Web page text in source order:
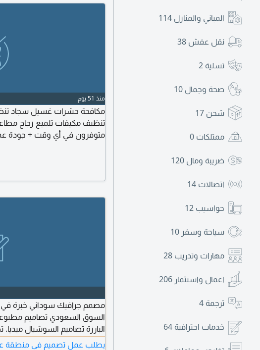
المباني والمنازل 114
نقل عفش 38
تسلية 2
صحة وجمال 10
شحن 17
ممتلكات 0
ضريبة ومال 120
اتصالات 14
حواسيب 12
سياحة وسفر 10
مهارات وتدريب 28
اعمال واستثمار 206
ترجمة 4
خدمات احترافية 64
منذ 51 يوم
مكافحة حشرات غسيل سجاد
تنظيف مكيفات تلميع زجاج
متوفرون في أي وقت + جودة
السوق السعودي تصاميم
البارزة تصاميم السوشيال
متواجد في الرياض - إقامة قابلة
يطلب عمل تصميم في منطقة